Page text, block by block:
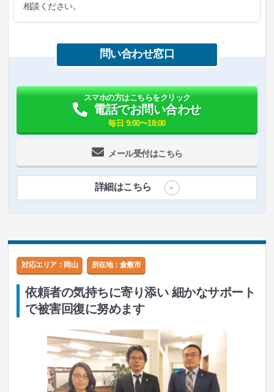
相談ください。
問い合わせ窓口
メール受付はこちら
スマホの方はこちらをクリック
電話でお問い合わせ
毎日 9:00〜18:00
詳細はこちら
対応エリア：岡山 所在地： 倉敷市
依頼者の気持ちに寄り添い 細かなサポート
で被害回復に努めます